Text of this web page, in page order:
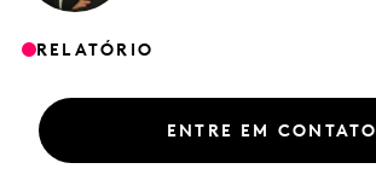
RELATÓRIO
ENTRE EM CONTATO